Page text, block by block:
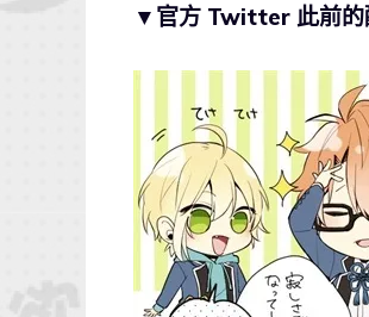
▼官方 Twitter 此前的